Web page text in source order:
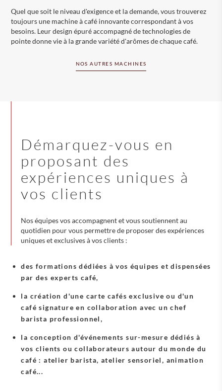
Quel que soit le niveau d'exigence et la demande, vous trouverez
toujours une machine à café innovante correspondant à vos
besoins. Leur design épuré accompagné de technologies de
pointe donne vie à la grande variété d'arômes de chaque café.
NOS AUTRES MACHINES
Démarquez-vous en
proposant des
expériences uniques à
vos clients
Nos équipes vos accompagnent et vous soutiennent au
quotidien pour vous permettre de proposer des expériences
uniques et exclusives à vos clients :
des formations dédiées à vos équipes et dispensées
par des experts café,
la création d'une carte cafés exclusive ou d'un
café signature en collaboration avec un chef
barista professionnel,
la conception d'événements sur-mesure dédiés à
vos clients ou collaborateurs autour du monde du
café : atelier barista, atelier sensoriel, animation
café...